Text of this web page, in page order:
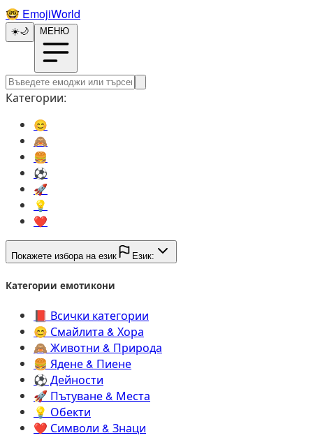
🤓️ EmojiWorld
☀️🌙 МЕНЮ
Категории:
😊️
🙈️
🍔️
⚽️
🚀️
💡️
❤️
Покажете избора на език Език:
Категории емотикони
📕️ Всички категории
😊️ Смайлита & Хора
🙈️ Животни & Природа
🍔️ Ядене & Пиене
⚽️ Дейности
🚀️ Пътуване & Места
💡️ Обекти
❤️ Символи & Знаци